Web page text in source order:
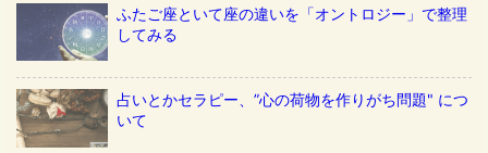
ふたご座といて座の違いを「オントロジー」で整理
してみる
占いとかセラピー、”心の荷物を作りがち問題" につ
いて